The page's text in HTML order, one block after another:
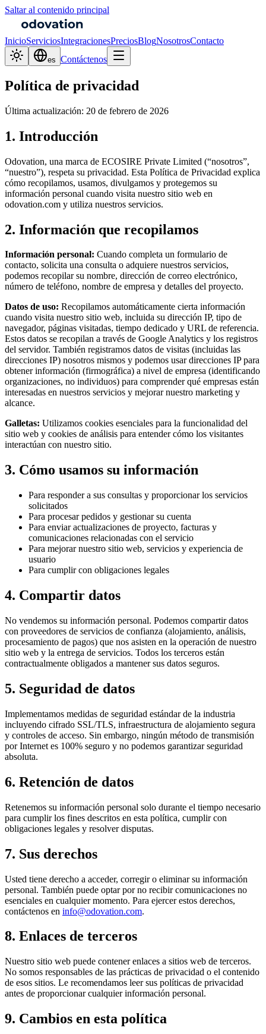
Saltar al contenido principal
InicioServiciosIntegracionesPreciosBlogNosotrosContacto
es Contáctenos
Política de privacidad
Última actualización: 20 de febrero de 2026
1. Introducción
Odovation, una marca de ECOSIRE Private Limited (“nosotros”,
“nuestro”), respeta su privacidad. Esta Política de Privacidad explica
cómo recopilamos, usamos, divulgamos y protegemos su
información personal cuando visita nuestro sitio web en
odovation.com y utiliza nuestros servicios.
2. Información que recopilamos
Información personal: Cuando completa un formulario de
contacto, solicita una consulta o adquiere nuestros servicios,
podemos recopilar su nombre, dirección de correo electrónico,
número de teléfono, nombre de empresa y detalles del proyecto.
Datos de uso: Recopilamos automáticamente cierta información
cuando visita nuestro sitio web, incluida su dirección IP, tipo de
navegador, páginas visitadas, tiempo dedicado y URL de referencia.
Estos datos se recopilan a través de Google Analytics y los registros
del servidor. También registramos datos de visitas (incluidas las
direcciones IP) nosotros mismos y podemos usar direcciones IP para
obtener información (firmográfica) a nivel de empresa (identificando
organizaciones, no individuos) para comprender qué empresas están
interesadas en nuestros servicios y mejorar nuestro marketing y
alcance.
Galletas: Utilizamos cookies esenciales para la funcionalidad del
sitio web y cookies de análisis para entender cómo los visitantes
interactúan con nuestro sitio.
3. Cómo usamos su información
Para responder a sus consultas y proporcionar los servicios
solicitados
Para procesar pedidos y gestionar su cuenta
Para enviar actualizaciones de proyecto, facturas y
comunicaciones relacionadas con el servicio
Para mejorar nuestro sitio web, servicios y experiencia de
usuario
Para cumplir con obligaciones legales
4. Compartir datos
No vendemos su información personal. Podemos compartir datos
con proveedores de servicios de confianza (alojamiento, análisis,
procesamiento de pagos) que nos asisten en la operación de nuestro
sitio web y la entrega de servicios. Todos los terceros están
contractualmente obligados a mantener sus datos seguros.
5. Seguridad de datos
Implementamos medidas de seguridad estándar de la industria
incluyendo cifrado SSL/TLS, infraestructura de alojamiento segura
y controles de acceso. Sin embargo, ningún método de transmisión
por Internet es 100% seguro y no podemos garantizar seguridad
absoluta.
6. Retención de datos
Retenemos su información personal solo durante el tiempo necesario
para cumplir los fines descritos en esta política, cumplir con
obligaciones legales y resolver disputas.
7. Sus derechos
Usted tiene derecho a acceder, corregir o eliminar su información
personal. También puede optar por no recibir comunicaciones no
esenciales en cualquier momento. Para ejercer estos derechos,
contáctenos en info@odovation.com.
8. Enlaces de terceros
Nuestro sitio web puede contener enlaces a sitios web de terceros.
No somos responsables de las prácticas de privacidad o el contenido
de esos sitios. Le recomendamos leer sus políticas de privacidad
antes de proporcionar cualquier información personal.
9. Cambios en esta política